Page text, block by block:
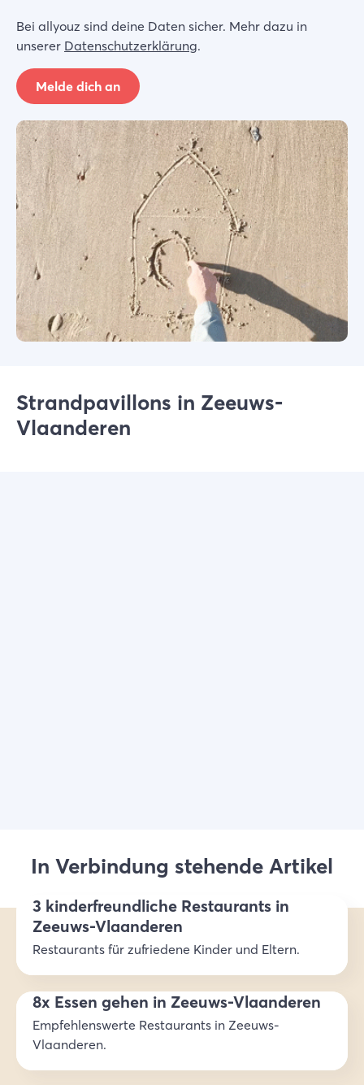
Bei allyouz sind deine Daten sicher. Mehr dazu in
unserer Datenschutzerklärung.
Melde dich an
Strandpavillons in Zeeuws-
Vlaanderen
In Verbindung stehende Artikel
3 kinderfreundliche Restaurants in
Zeeuws-Vlaanderen
Restaurants für zufriedene Kinder und Eltern.
8x Essen gehen in Zeeuws-Vlaanderen
Empfehlenswerte Restaurants in Zeeuws-
Vlaanderen.